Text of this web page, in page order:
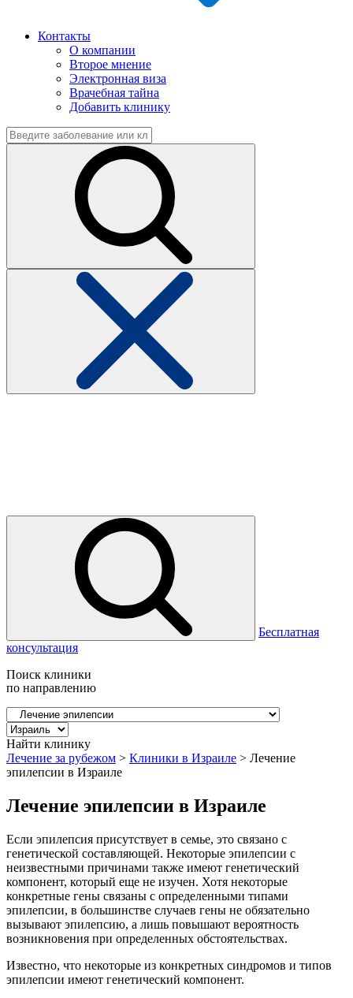
Контакты
О компании
Второе мнение
Электронная виза
Врачебная тайна
Добавить клинику
Бесплатная
консультация
Поиск клиники
по направлению
Найти клинику
Лечение за рубежом > Клиники в Израиле > Лечение
эпилепсии в Израиле
Лечение эпилепсии в Израиле
Если эпилепсия присутствует в семье, это связано с
генетической составляющей. Некоторые эпилепсии с
неизвестными причинами также имеют генетический
компонент, который еще не изучен. Хотя некоторые
конкретные гены связаны с определенными типами
эпилепсии, в большинстве случаев гены не обязательно
вызывают эпилепсию, а лишь повышают вероятность
возникновения при определенных обстоятельствах.
Известно, что некоторые из конкретных синдромов и типов
эпилепсии имеют генетический компонент.